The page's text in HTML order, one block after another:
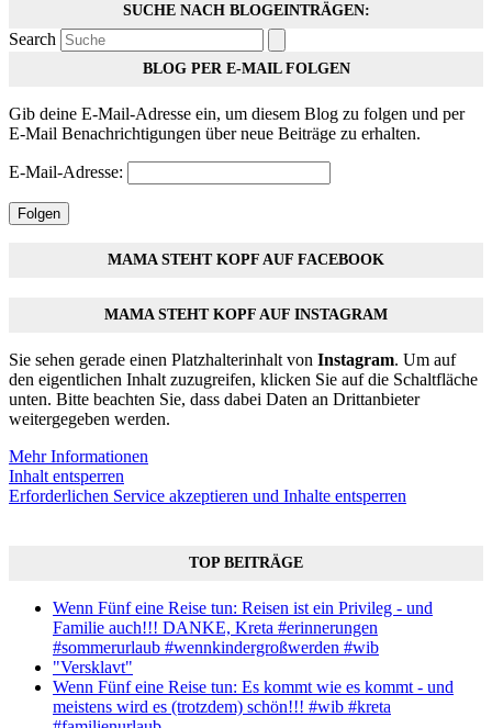
SUCHE NACH BLOGEINTRÄGEN:
Search
BLOG PER E-MAIL FOLGEN
Gib deine E-Mail-Adresse ein, um diesem Blog zu folgen und per
E-Mail Benachrichtigungen über neue Beiträge zu erhalten.
E-Mail-Adresse:
Folgen
MAMA STEHT KOPF AUF FACEBOOK
MAMA STEHT KOPF AUF INSTAGRAM
Sie sehen gerade einen Platzhalterinhalt von Instagram. Um auf
den eigentlichen Inhalt zuzugreifen, klicken Sie auf die Schaltfläche
unten. Bitte beachten Sie, dass dabei Daten an Drittanbieter
weitergegeben werden.
Mehr Informationen
Inhalt entsperren
Erforderlichen Service akzeptieren und Inhalte entsperren
TOP BEITRÄGE
Wenn Fünf eine Reise tun: Reisen ist ein Privileg - und
Familie auch!!! DANKE, Kreta #erinnerungen
#sommerurlaub #wennkindergroßwerden #wib
"Versklavt"
Wenn Fünf eine Reise tun: Es kommt wie es kommt - und
meistens wird es (trotzdem) schön!!! #wib #kreta